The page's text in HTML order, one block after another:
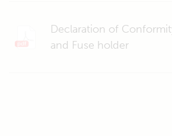
Declaration of
and Fuse holder